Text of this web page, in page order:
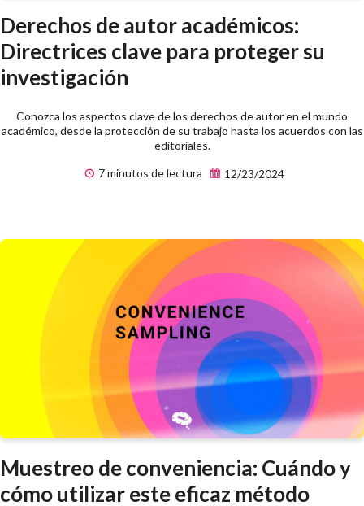
Derechos de autor académicos:
Directrices clave para proteger su
investigación
Conozca los aspectos clave de los derechos de autor en el mundo
académico, desde la protección de su trabajo hasta los acuerdos con las
editoriales.
7 minutos de lectura
12/23/2024
Muestreo de conveniencia: Cuándo y
cómo utilizar este eficaz método